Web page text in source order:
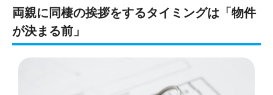
両親に同棲の挨拶をするタイミングは「物件
が決まる前」